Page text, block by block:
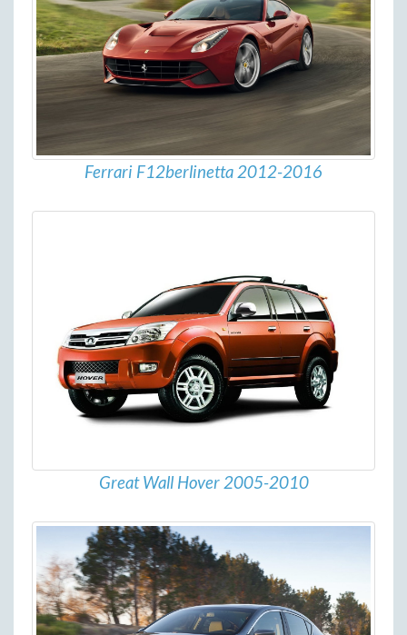
Ferrari F12berlinetta 2012-2016
Great Wall Hover 2005-2010